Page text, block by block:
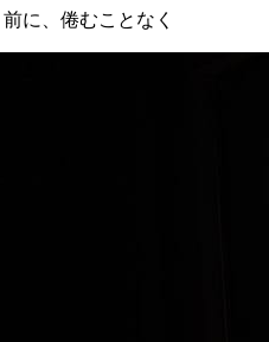
に、倦むことなく